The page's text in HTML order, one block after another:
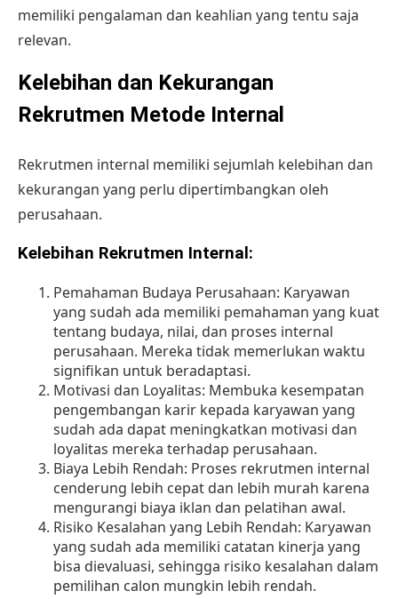
memiliki pengalaman dan keahlian yang tentu saja
relevan.
Kelebihan dan Kekurangan
Rekrutmen Metode Internal
Rekrutmen internal memiliki sejumlah kelebihan dan
kekurangan yang perlu dipertimbangkan oleh
perusahaan.
Kelebihan Rekrutmen Internal:
Pemahaman Budaya Perusahaan: Karyawan
yang sudah ada memiliki pemahaman yang kuat
tentang budaya, nilai, dan proses internal
perusahaan. Mereka tidak memerlukan waktu
signifikan untuk beradaptasi.
Motivasi dan Loyalitas: Membuka kesempatan
pengembangan karir kepada karyawan yang
sudah ada dapat meningkatkan motivasi dan
loyalitas mereka terhadap perusahaan.
Biaya Lebih Rendah: Proses rekrutmen internal
cenderung lebih cepat dan lebih murah karena
mengurangi biaya iklan dan pelatihan awal.
Risiko Kesalahan yang Lebih Rendah: Karyawan
yang sudah ada memiliki catatan kinerja yang
bisa dievaluasi, sehingga risiko kesalahan dalam
pemilihan calon mungkin lebih rendah.